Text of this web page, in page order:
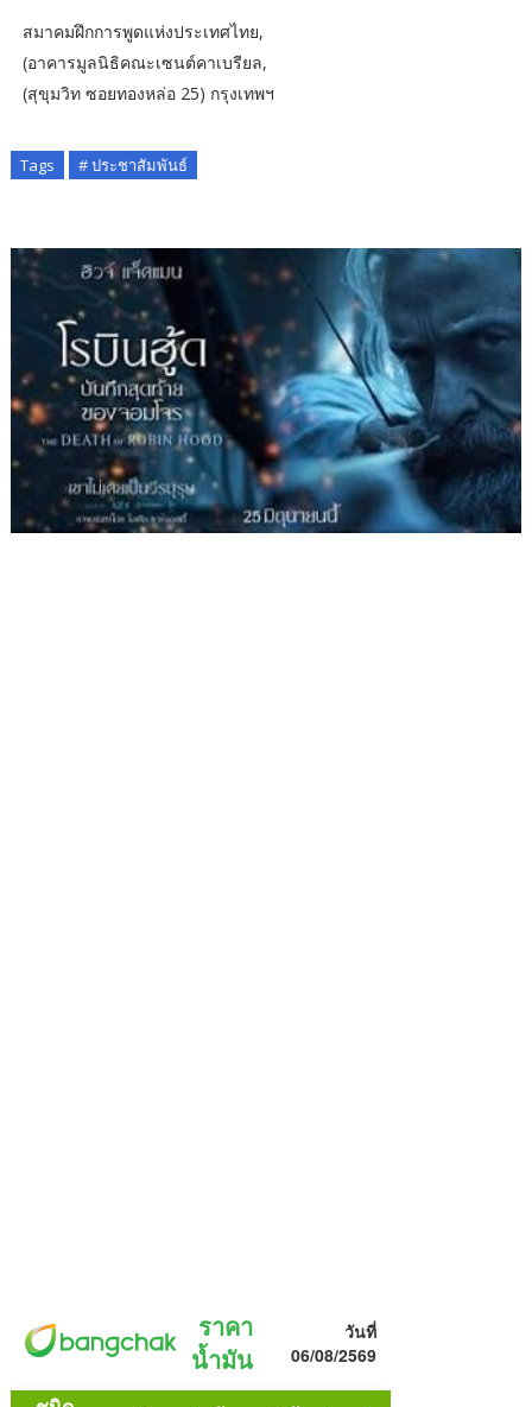
สมาคมฝึกการพูดแห่งประเทศไทย,
(อาคารมูลนิธิคณะเซนต์คาเบรียล,
(สุขุมวิท ซอยทองหล่อ 25) กรุงเทพฯ
Tags # ประชาสัมพันธ์